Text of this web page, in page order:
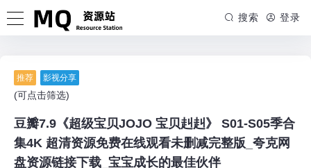
搜索 登录
推荐 影视分享
(可点击筛选)
豆瓣7.9《超级宝贝JOJO 宝贝赳赳》 S01-S05季合
集4K 超清资源免费在线观看未删减完整版_夸克网
盘资源链接下载_宝宝成长的最佳伙伴